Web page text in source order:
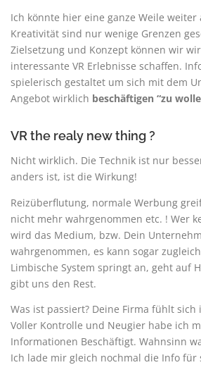
Ich könnte hier eine ganze Weile weiter
Kreativität sind nur wenige Grenzen
Zielsetzung und Konzept können wir
interessante VR Erlebnisse schaffen.
spielerisch gestaltet um sich mit dem
Angebot wirklich beschäftigen “zu
VR the realy new thing ?
Nicht wirklich. Die Technik ist nur
anders ist, ist die Wirkung!
Reizüberflutung, normale Werbung
nicht mehr wahrgenommen etc. ! Wer
wird das Medium, bzw. Dein
wahrgenommen, es kann sogar
Limbische System springt an, geht auf
gibt uns den Rest.
Was ist passiert? Deine Firma fühlt
Voller Kontrolle und Neugier habe ich
Informationen Beschäftigt. Wahnsinn
Ich lade mir gleich nochmal die Info für